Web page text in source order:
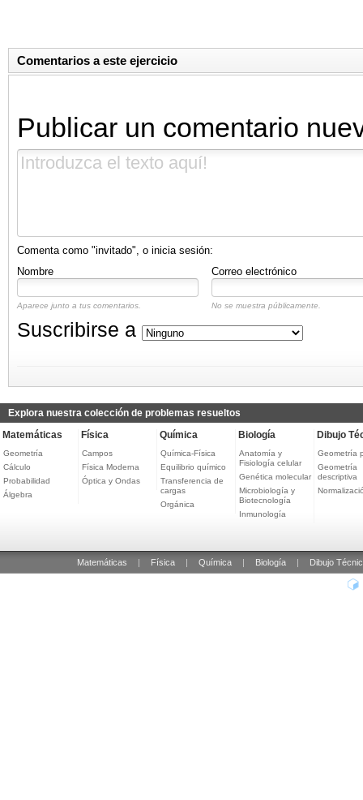
Comentarios a este ejercicio
Publicar un comentario
Comenta como "invitado", o inicia sesión:
Nombre
Correo electrónico
Aparece junto a tus comentarios. No se muestra públicamente.
Suscribirse a
Explora nuestra colección de problemas resueltos
Matemáticas
Geometría
Cálculo
Probabilidad
Álgebra
Física
Campos
Física Moderna
Óptica y Ondas
Química
Química-Física
Equilibrio químico
Transferencia de
cargas
Orgánica
Biología
Anatomía y
Fisiología celular
Genética molecular
Microbiología y
Biotecnología
Inmunología
Dibujo
Geometría
Geometría
descriptiva
Matemáticas Física Química Biología Dibujo